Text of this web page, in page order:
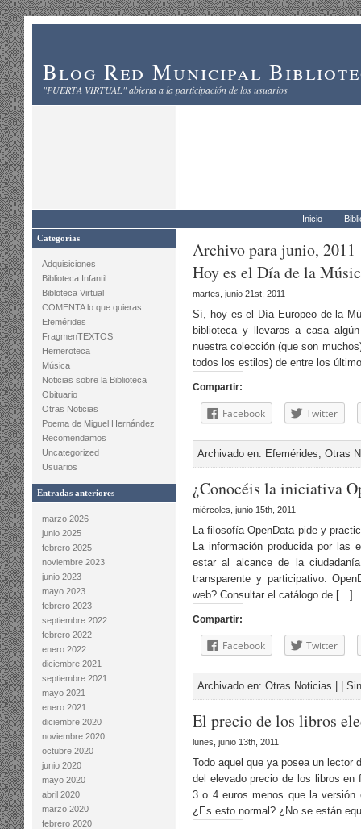
Blog Red Municipal
"PUERTA VIRTUAL" abierta a la participación de los usuarios
Inicio
Categorías
Adquisiciones
Biblioteca Infantil
Bibloteca Virtual
COMENTA lo que quieras
Efemérides
FragmenTEXTOS
Hemeroteca
Música
Noticias sobre la Biblioteca
Obituario
Otras Noticias
Poema de Miguel Hernández
Recomendamos
Uncategorized
Usuarios
Entradas anteriores
marzo 2026
junio 2025
febrero 2025
noviembre 2023
junio 2023
mayo 2023
febrero 2023
septiembre 2022
febrero 2022
enero 2022
diciembre 2021
septiembre 2021
mayo 2021
enero 2021
diciembre 2020
noviembre 2020
octubre 2020
junio 2020
mayo 2020
abril 2020
marzo 2020
febrero 2020
Archivo para junio, 2011
Hoy es el Día de la
martes, junio 21st, 2011
Sí, hoy es el Día Europeo de la
biblioteca y llevaros a casa
nuestra colección (que son
todos los estilos) de entre los
Compartir:
Facebook Twitter
Archivado en: Efemérides, Otras
¿Conocéis la iniciativa
miércoles, junio 15th, 2011
La filosofía OpenData pide y
La información producida por las
estar al alcance de la
transparente y participativo.
web? Consultar el catálogo de […]
Compartir:
Facebook Twitter
Archivado en: Otras Noticias
El precio de los libros
lunes, junio 13th, 2011
Todo aquel que ya posea un lector
del elevado precio de los libros en
3 o 4 euros menos que la
¿Es esto normal? ¿No se están